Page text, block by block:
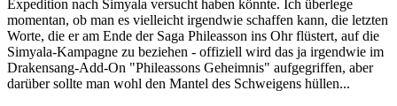
Expedition nach Simyala versucht haben könnte. Ich überlege
momentan, ob man es vielleicht irgendwie schaffen kann, die letzten
Worte, die er am Ende der Saga Phileasson ins Ohr flüstert, auf die
Simyala-Kampagne zu beziehen - offiziell wird das ja irgendwie im
Drakensang-Add-On "Phileassons Geheimnis" aufgegriffen, aber
darüber sollte man wohl den Mantel des Schweigens hüllen...